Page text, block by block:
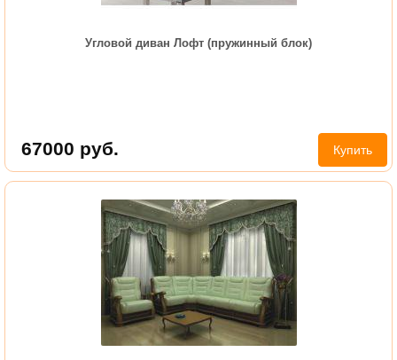
Угловой диван Лофт (пружинный блок)
67000 руб. Купить